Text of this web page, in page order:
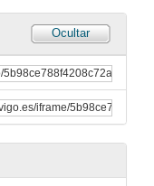
Ocultar
Montero Reguera
da AEELH
Alonso Bacigalupe